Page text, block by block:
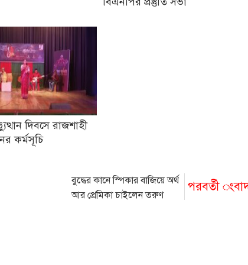
দিবসে রাজশাহী
কর্মসূচি
পরবর্তী
বুদ্ধের কানে স্পিকার বাজিয়ে অর্থ
আর প্রেমিকা চাইলেন তরুণ